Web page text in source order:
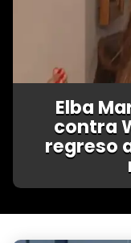
Elba
contra
regreso